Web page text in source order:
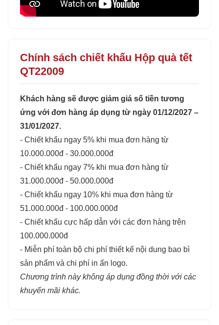
Chính sách chiết khấu Hộp quà tết
QT22009
Khách hàng sẽ được giảm giá số tiền tương
ứng với đơn hàng áp dụng từ ngày 01/12/2027 –
31/01/2027.
- Chiết khấu ngay 5% khi mua đơn hàng từ
10.000.000đ - 30.000.000đ
- Chiết khấu ngay 7% khi mua đơn hàng từ
31.000.000đ - 50.000.000đ
- Chiết khấu ngay 10% khi mua đơn hàng từ
51.000.000đ - 100.000.000đ
- Chiết khấu cực hấp dẫn với các đơn hàng trên
100.000.000đ
- Miễn phí toàn bộ chi phí thiết kế nội dung bao bì
sản phẩm và chi phí in ấn logo.
Chương trình này không áp dụng đồng thời với các
khuyến mãi khác.